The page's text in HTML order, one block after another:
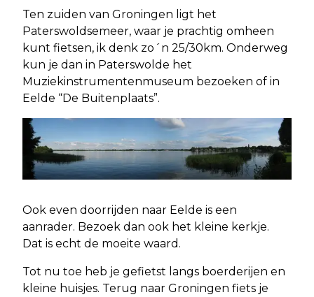
Ten zuiden van Groningen ligt het
Paterswoldsemeer, waar je prachtig omheen
kunt fietsen, ik denk zo´n 25/30km. Onderweg
kun je dan in Paterswolde het
Muziekinstrumentenmuseum bezoeken of in
Eelde “De Buitenplaats”.
Ook even doorrijden naar Eelde is een
aanrader. Bezoek dan ook het kleine kerkje.
Dat is echt de moeite waard.
Tot nu toe heb je gefietst langs boerderijen en
kleine huisjes. Terug naar Groningen fiets je